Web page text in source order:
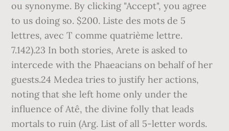
ou synonyme. By clicking "Accept", you agree
to us doing so. $200. Liste des mots de 5
lettres, avec T comme quatrième lettre.
7.142).23 In both stories, Arete is asked to
intercede with the Phaeacians on behalf of her
guests.24 Medea tries to justify her actions,
noting that she left home only under the
influence of Atê, the divine folly that leads
mortals to ruin (Arg. List of all 5-letter words.